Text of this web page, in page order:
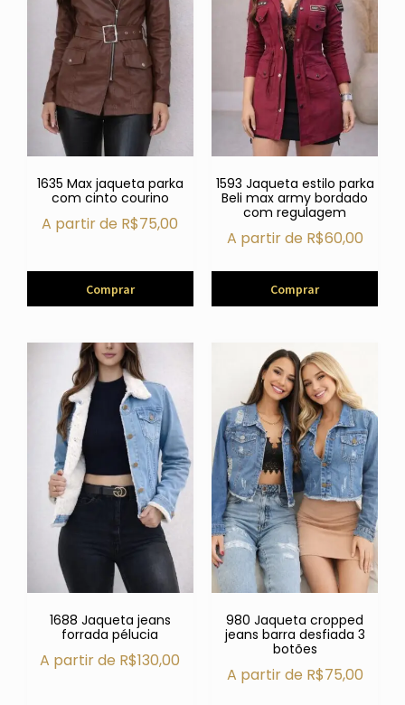
1635 Max jaqueta parka
com cinto courino
A partir de R$75,00
Comprar
1593 Jaqueta estilo parka
Beli max army bordado
com regulagem
A partir de R$60,00
Comprar
1688 Jaqueta jeans
forrada pélucia
A partir de R$130,00
980 Jaqueta cropped
jeans barra desfiada 3
botões
A partir de R$75,00